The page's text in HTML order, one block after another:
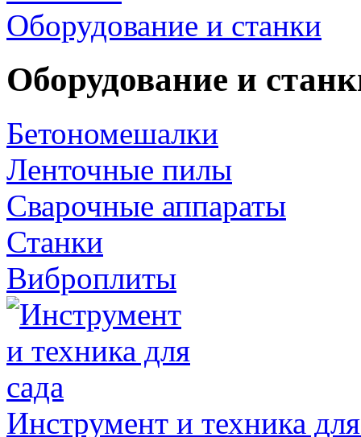
Оборудование и станки
Оборудование и
Бетономешалки
Ленточные пилы
Сварочные аппараты
Станки
Виброплиты
Инструмент и техника